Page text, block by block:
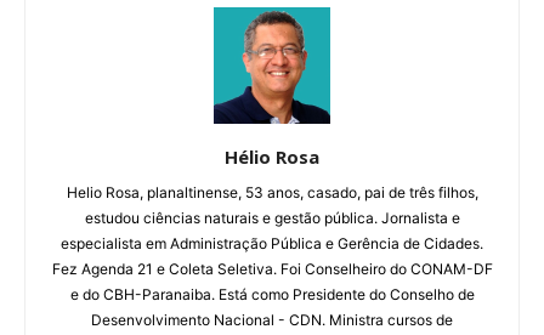
Hélio Rosa
Helio Rosa, planaltinense, 53 anos, casado, pai de três filhos,
estudou ciências naturais e gestão pública. Jornalista e
especialista em Administração Pública e Gerência de Cidades.
Fez Agenda 21 e Coleta Seletiva. Foi Conselheiro do CONAM-DF
e do CBH-Paranaiba. Está como Presidente do Conselho de
Desenvolvimento Nacional - CDN. Ministra cursos de